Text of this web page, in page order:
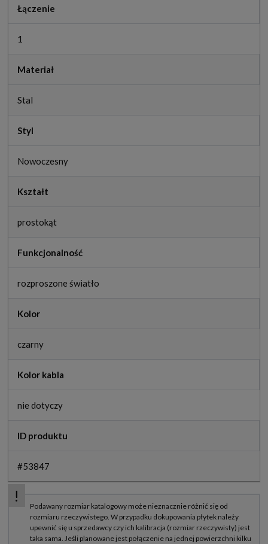
Łączenie
1
Materiał
Stal
Styl
Nowoczesny
Kształt
prostokąt
Funkcjonalność
rozproszone światło
Kolor
czarny
Kolor kabla
nie dotyczy
ID produktu
#53847